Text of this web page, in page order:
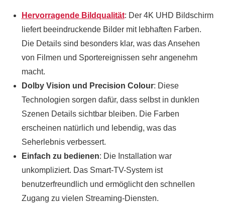
Hervorragende Bildqualität: Der 4K UHD Bildschirm
liefert beeindruckende Bilder mit lebhaften Farben.
Die Details sind besonders klar, was das Ansehen
von Filmen und Sportereignissen sehr angenehm
macht.
Dolby Vision und Precision Colour: Diese
Technologien sorgen dafür, dass selbst in dunklen
Szenen Details sichtbar bleiben. Die Farben
erscheinen natürlich und lebendig, was das
Seherlebnis verbessert.
Einfach zu bedienen: Die Installation war
unkompliziert. Das Smart-TV-System ist
benutzerfreundlich und ermöglicht den schnellen
Zugang zu vielen Streaming-Diensten.